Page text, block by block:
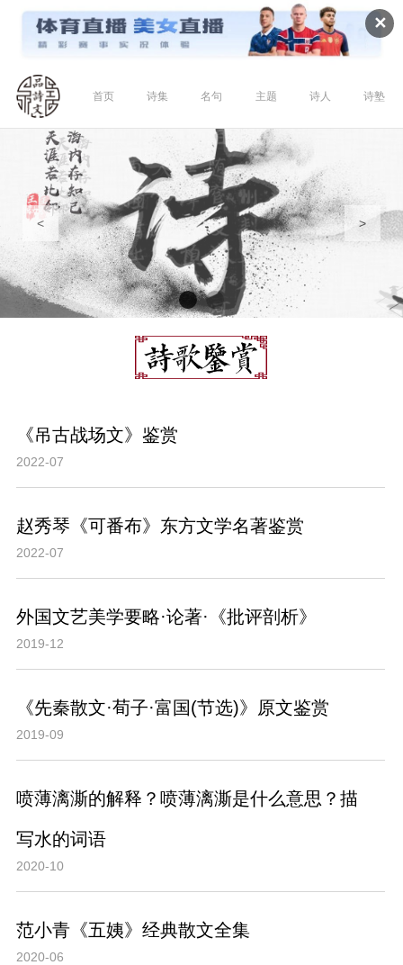
✕
首页 诗集 名句 主题 诗人 诗塾
< >
《吊古战场文》鉴赏
2022-07
赵秀琴《可番布》东方文学名著鉴赏
2022-07
外国文艺美学要略·论著·《批评剖析》
2019-12
《先秦散文·荀子·富国(节选)》原文鉴赏
2019-09
喷薄漓澌的解释？喷薄漓澌是什么意思？描
写水的词语
2020-10
范小青《五姨》经典散文全集
2020-06